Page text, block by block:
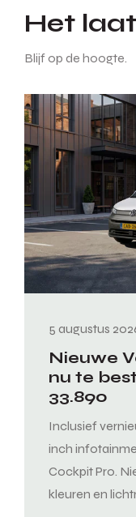
Het
Blijf op de hoogte.
5 augustus
Nieuwe
nu te
33.890
Inclusief
inch
Cockpit Pro.
kleuren en